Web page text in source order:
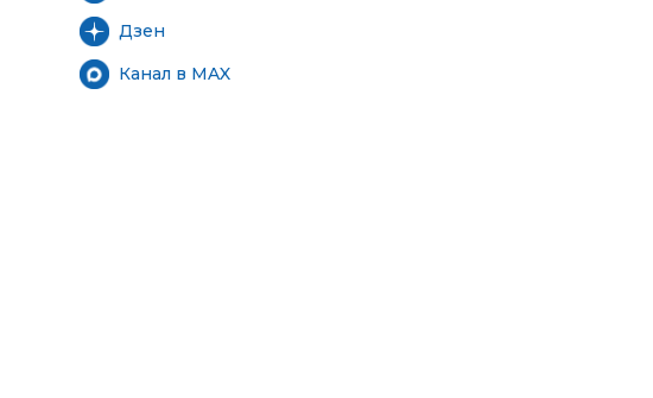
Дзен
Канал в MAX